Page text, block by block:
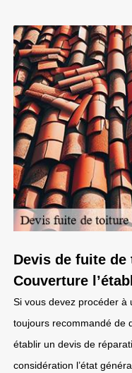
Devis de fuite
Couverture
Si vous devez procéder à
toujours recommandé de
établir un devis de
considération l’état